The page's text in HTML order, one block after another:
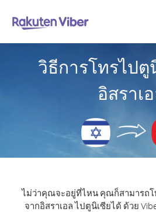
วิธีการโทรไปตู
อิสราเ
ไม่ว่าคุณจะอยู่ที่ไหน คุณก็สามารถ
จากอิสราเอล ไปตูนิเซียได้ ด้วย